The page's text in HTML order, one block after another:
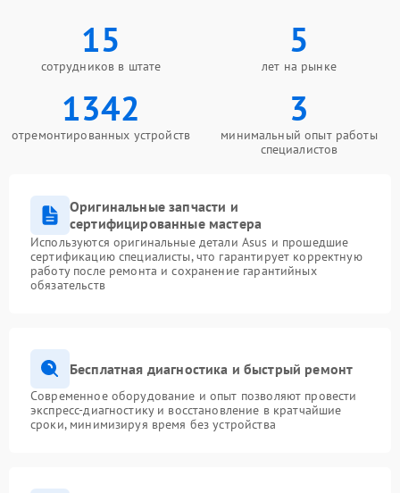
15
сотрудников в штате
5
лет на рынке
1342
отремонтированных устройств
3
минимальный опыт работы
специалистов
Оригинальные запчасти и
сертифицированные мастера
Используются оригинальные детали Asus и прошедшие
сертификацию специалисты, что гарантирует корректную
работу после ремонта и сохранение гарантийных
обязательств
Бесплатная диагностика и быстрый ремонт
Современное оборудование и опыт позволяют провести
экспресс-диагностику и восстановление в кратчайшие
сроки, минимизируя время без устройства